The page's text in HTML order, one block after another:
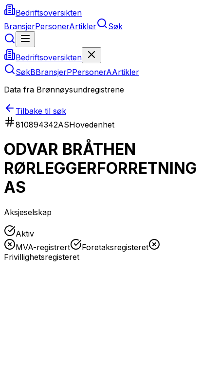
Bedriftsoversikten
BransjerPersonerArtikler Søk
Bedriftsoversikten
SøkBBransjerPPersonerAArtikler
Data fra Brønnøysundregistrene
Tilbake til søk
810894342ASHovedenhet
ODVAR BRÅTHEN
RØRLEGGERFORRETNING
AS
Aksjeselskap
Aktiv
MVA-registrert
Foretaksregisteret
Frivillighetsregisteret